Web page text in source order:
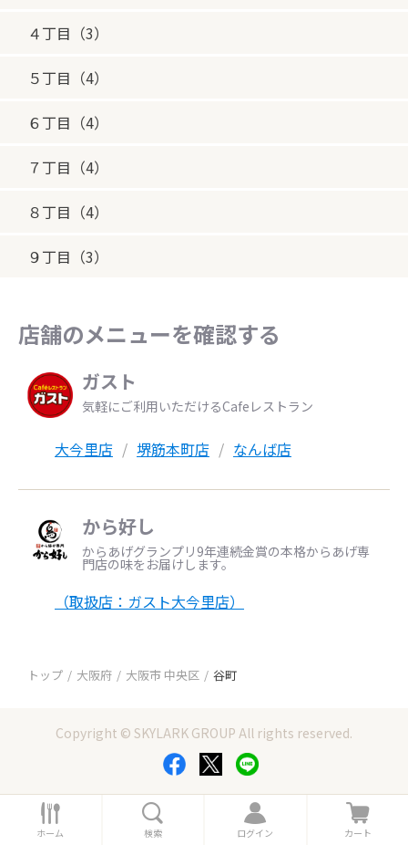
４丁目（3）
５丁目（4）
６丁目（4）
７丁目（4）
８丁目（4）
９丁目（3）
店舗のメニューを確認する
ガスト
気軽にご利用いただけるCafeレストラン
大今里店 堺筋本町店 なんば店
から好し
からあげグランプリ9年連続金賞の本格からあげ専
門店の味をお届けします。
（取扱店：ガスト大今里店）
トップ 大阪府 大阪市 中央区 谷町
Copyright © SKYLARK GROUP All rights reserved.
ホ
ー
ホーム 索
検索
ロ
グ
ログイン
カ
ー
カート